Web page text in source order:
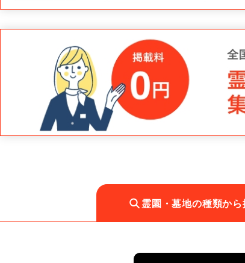
霊園・墓地の種類から